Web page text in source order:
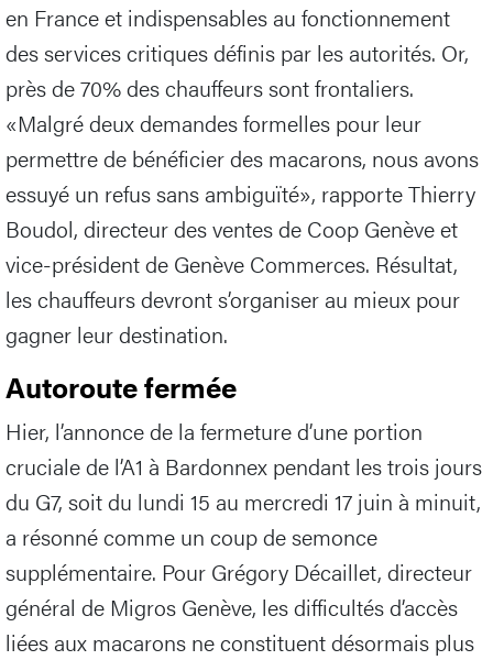
en France et indispensables au fonctionnement
des services critiques définis par les autorités. Or,
près de 70% des chauffeurs sont frontaliers.
«Malgré deux demandes formelles pour leur
permettre de bénéficier des macarons, nous avons
essuyé un refus sans ambiguïté», rapporte Thierry
Boudol, directeur des ventes de Coop Genève et
vice-président de Genève Commerces. Résultat,
les chauffeurs devront s’organiser au mieux pour
gagner leur destination.
Autoroute fermée
Hier, l’annonce de la fermeture d’une portion
cruciale de l’A1 à Bardonnex pendant les trois jours
du G7, soit du lundi 15 au mercredi 17 juin à minuit,
a résonné comme un coup de semonce
supplémentaire. Pour Grégory Décaillet, directeur
général de Migros Genève, les difficultés d’accès
liées aux macarons ne constituent désormais plus